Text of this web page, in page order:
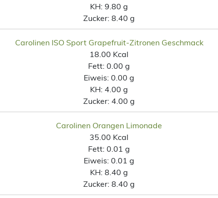
KH: 9.80 g
Zucker: 8.40 g
Carolinen ISO Sport Grapefruit-Zitronen Geschmack
18.00 Kcal
Fett: 0.00 g
Eiweis: 0.00 g
KH: 4.00 g
Zucker: 4.00 g
Carolinen Orangen Limonade
35.00 Kcal
Fett: 0.01 g
Eiweis: 0.01 g
KH: 8.40 g
Zucker: 8.40 g